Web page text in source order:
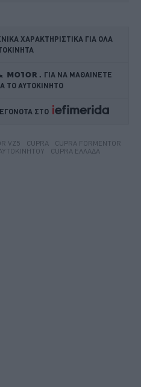
ΧΑΡΑΚΤΗΡΙΣΤΙΚΑ ΓΙΑ ΟΛΑ
ΓΙΑ ΝΑ ΜΑΘΑΙΝΕΤΕ
ΤΟ ΑΥΤΟΚΙΝΗΤΟ
ΣΤΟ
VZ5 CUPRA
CUPRA FORMENTOR
CUPRA ΕΛΛΆΔΑ